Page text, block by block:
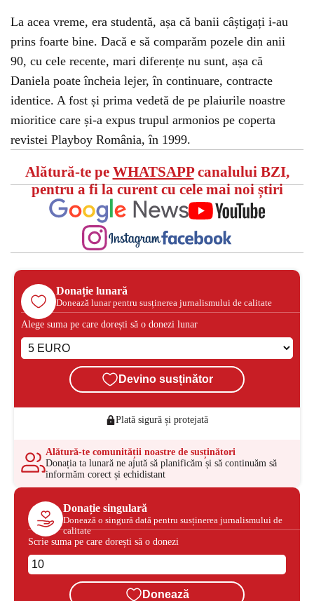
La acea vreme, era studentă, așa că banii câștigați i-au
prins foarte bine. Dacă e să comparăm pozele din anii
90, cu cele recente, mari diferențe nu sunt, așa că
Daniela poate încheia lejer, în continuare, contracte
identice. A fost și prima vedetă de pe plaiurile noastre
mioritice care și-a expus trupul armonios pe coperta
revistei Playboy România, în 1999.
Alătură-te pe WHATSAPPcanalului BZI,
pentru a fi la curent cu cele mai noi știri
Donație lunară
Donează lunar pentru susținerea jurnalismului de calitate
Alege suma pe care dorești să o donezi lunar
Devino susținător
Plată sigură și protejată
Alătură-te comunității noastre de susținători
Donația ta lunară ne ajută să planificăm și să continuăm să
informăm corect și echidistant
Donație singulară
Donează o singură dată pentru susținerea jurnalismului de
calitate
Scrie suma pe care dorești să o donezi
Donează